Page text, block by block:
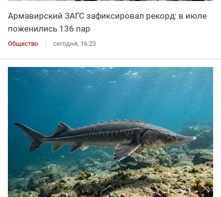
Армавирский ЗАГС зафиксировал рекорд: в июле
поженились 136 пар
Общество сегодня, 16:23